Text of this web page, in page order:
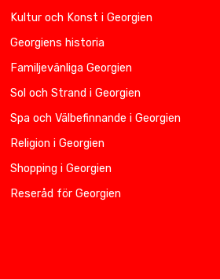
Kultur och Konst i Georgien
Georgiens historia
Familjevänliga Georgien
Sol och Strand i Georgien
Spa och Välbefinnande i Georgien
Religion i Georgien
Shopping i Georgien
Reseråd för Georgien